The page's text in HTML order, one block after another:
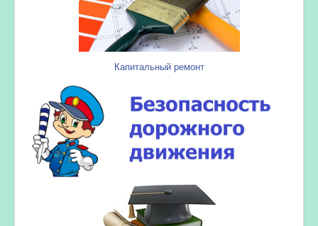
Капитальный ремонт